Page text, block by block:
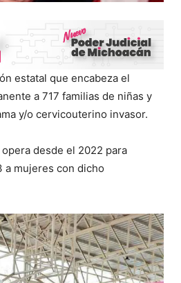
estatal que encabeza el
a 717 familias de niñas y
y/o cervicouterino invasor.
desde el 2022 para
a mujeres con dicho